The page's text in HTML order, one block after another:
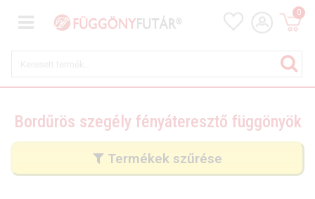
0
Bordűrös szegély fényáteresztő függönyök
Termékek szűrése